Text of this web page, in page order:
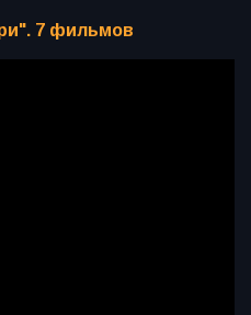
7 фильмов